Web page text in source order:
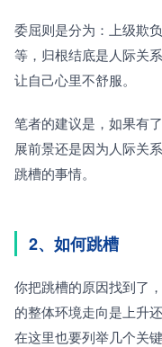
委屈则是分为：上级欺
等，归根结底是人际关
让自己心里不舒服。
笔者的建议是，如果有
展前景还是因为人际关
跳槽的事情。
2、如何跳槽
你把跳槽的原因找到了
的整体环境走向是上升
在这里也要列举几个关